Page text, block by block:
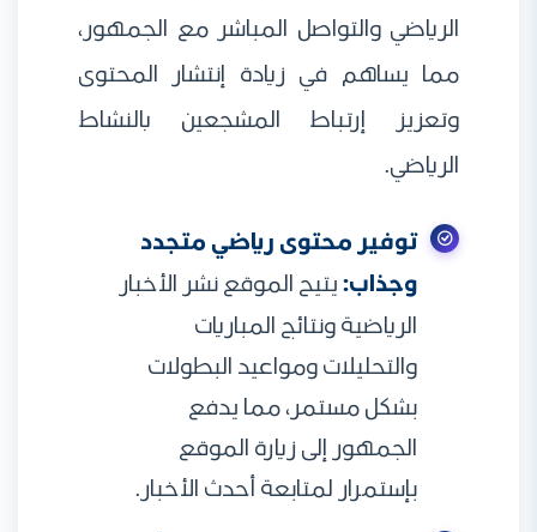
الرياضي والتواصل المباشر مع الجمهور،
مما يساهم في زيادة إنتشار المحتوى
وتعزيز إرتباط المشجعين بالنشاط
الرياضي.
توفير محتوى رياضي متجدد
وجذاب:يتيح الموقع نشر الأخبار
الرياضية ونتائج المباريات
والتحليلات ومواعيد البطولات
بشكل مستمر، مما يدفع
الجمهور إلى زيارة الموقع
بإستمرار لمتابعة أحدث الأخبار.